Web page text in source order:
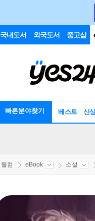
국내도서 외국도서 중고샵
빠른분야찾기 베스트 신
웰컴 eBook 소설